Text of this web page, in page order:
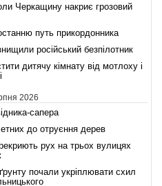
Черкащину накриє грозовий
путь прикордонника
російський безпілотник
дитячу кімнату від мотлоху і
2026
сапера
до отруєння дерев
рух на трьох вулицях
почали укріплювати схил